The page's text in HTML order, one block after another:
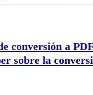
conversión a
sobre la